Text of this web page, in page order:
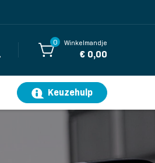
0 Winkelmandje
€ 0,00
Keuzehulp